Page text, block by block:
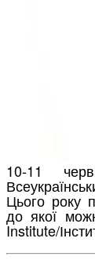
10-11
Цього року
до якої
Institute/